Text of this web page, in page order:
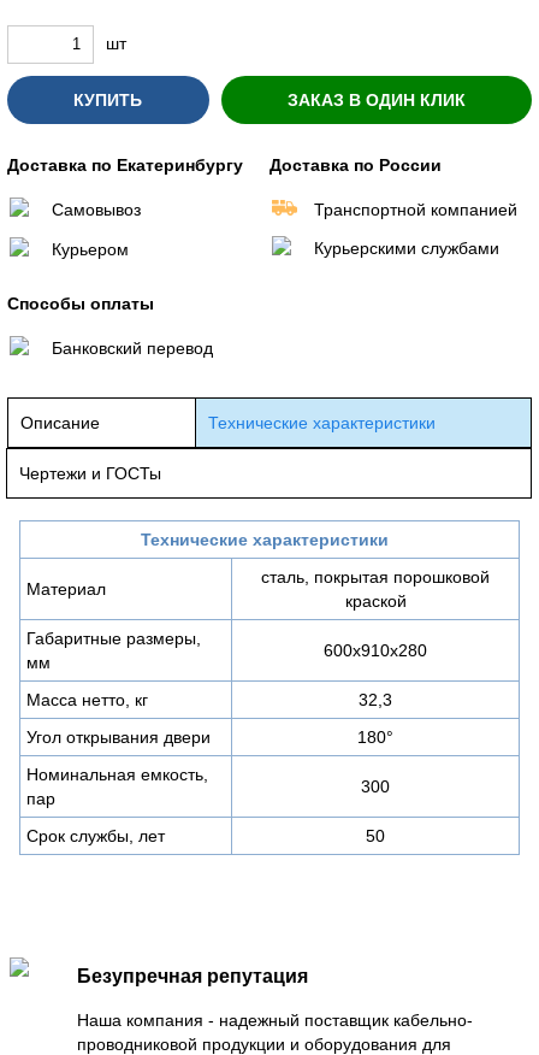
шт
КУПИТЬ ЗАКАЗ В ОДИН КЛИК
Доставка по Екатеринбургу
Самовывоз
Курьером
Доставка по России
Транспортной компанией
Курьерскими службами
Способы оплаты
Банковский перевод
Описание Технические характеристики
Чертежи и ГОСТы
Технические характеристики
Материал
сталь, покрытая порошковой
краской
Габаритные размеры,
мм
600х910х280
Масса нетто, кг
32,3
Угол открывания двери
180°
Номинальная емкость,
пар
300
Срок службы, лет 50
Безупречная репутация
Наша компания - надежный поставщик кабельно-
проводниковой продукции и оборудования для